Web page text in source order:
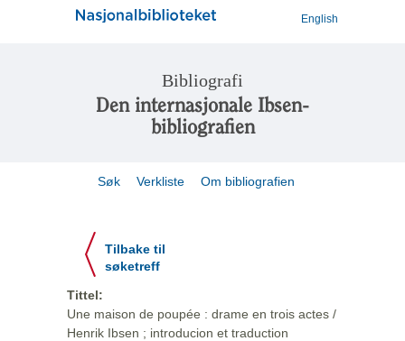
English
Bibliografi
Den internasjonale Ibsen-
bibliografien
Søk Verkliste Om bibliografien
Tilbake til
søketreff
Tittel:
Une maison de poupée : drame en trois actes /
Henrik Ibsen ; introducion et traduction